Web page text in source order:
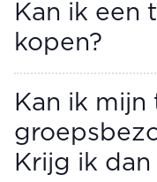
Kan ik een
kopen?
Kan ik
Krijg ik